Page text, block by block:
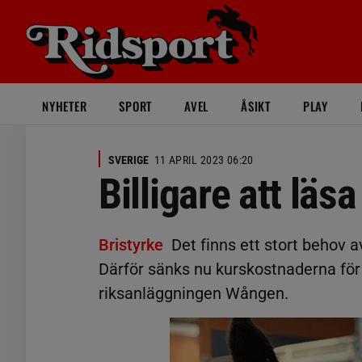
NYHETER SPORT AVEL ÅSIKT PLAY
SVERIGE 11 APRIL 2023 06:20
Billigare att
Bristyrke Det finns ett stort behov
Därför sänks nu kurskostnaderna
riksanläggningen Wången.